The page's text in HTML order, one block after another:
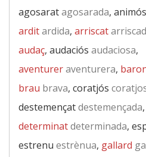
agosaratagosarada, animós
arditardida, arriscat
audaç, audaciós audaciosa,
aventureraventurera,
brau brava, coratjós
destemençatdestemençada,
determinatdeterminada,
estrenu estrènua, gallard